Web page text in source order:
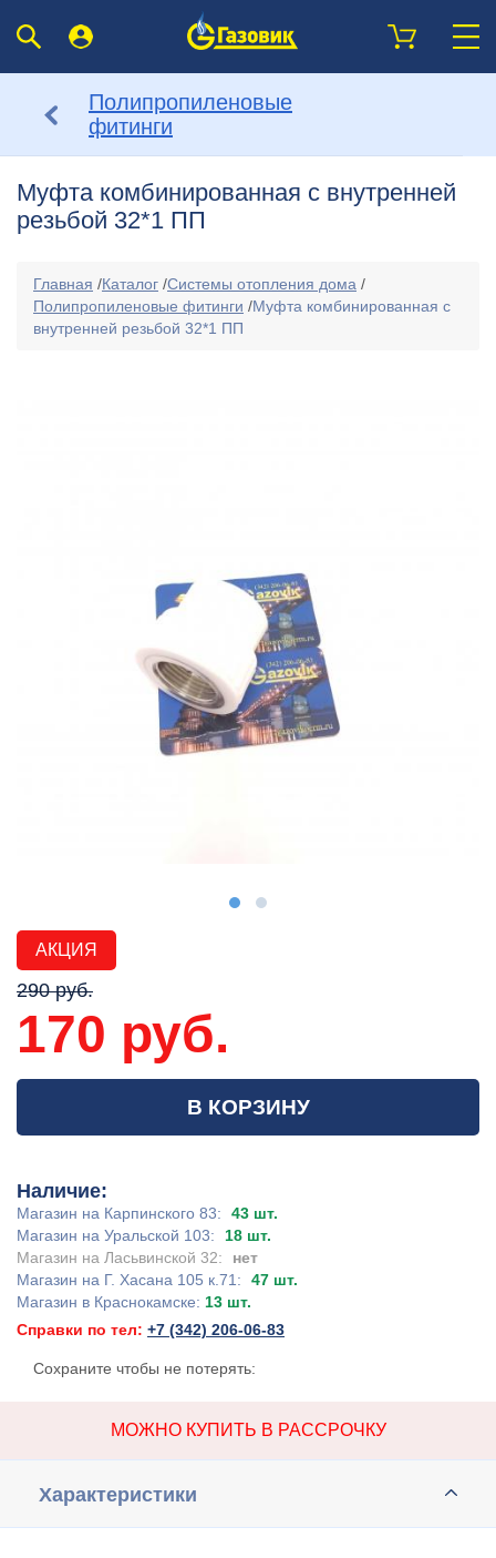
Полипропиленовые
фитинги
Муфта комбинированная с внутренней
резьбой 32*1 ПП
Главная /Каталог /Системы отопления дома /
Полипропиленовые фитинги /Муфта комбинированная с
внутренней резьбой 32*1 ПП
АКЦИЯ
290 руб.
170 руб.
В КОРЗИНУ
Наличие:
Магазин на Карпинского 83:
43 шт.
Магазин на Уральской 103:
18 шт.
Магазин на Ласьвинской 32:
нет
Магазин на Г. Хасана 105 к.71:
47 шт.
Магазин в Краснокамске: 13 шт.
Справки по тел: +7 (342) 206-06-83
Сохраните чтобы не потерять:
МОЖНО КУПИТЬ В РАССРОЧКУ
Характеристики